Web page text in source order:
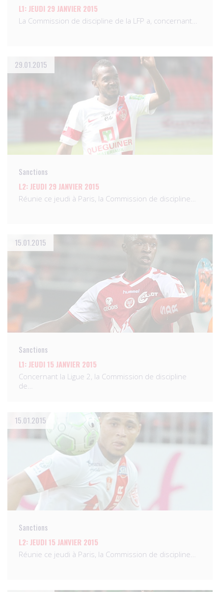
L1: JEUDI 29 JANVIER 2015
La Commission de discipline de la LFP a, concernant…
29.01.2015
Sanctions
L2: JEUDI 29 JANVIER 2015
Réunie ce jeudi à Paris, la Commission de discipline…
15.01.2015
Sanctions
L1: JEUDI 15 JANVIER 2015
Concernant la Ligue 2, la Commission de discipline
de…
15.01.2015
Sanctions
L2: JEUDI 15 JANVIER 2015
Réunie ce jeudi à Paris, la Commission de discipline…